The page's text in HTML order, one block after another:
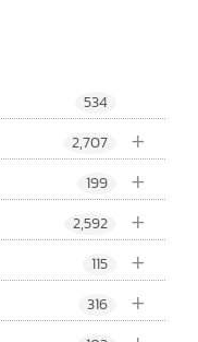
534
+
2,707
+
199
+
2,592
+
115
+
316